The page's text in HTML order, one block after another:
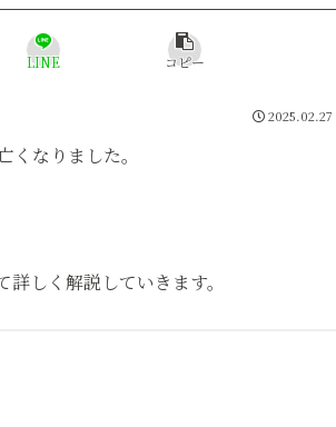
LINE コピー
2025.02.27
なりました。
しく解説していきます。